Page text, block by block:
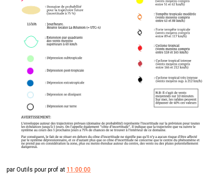
parOutils pour prof at11:00:00